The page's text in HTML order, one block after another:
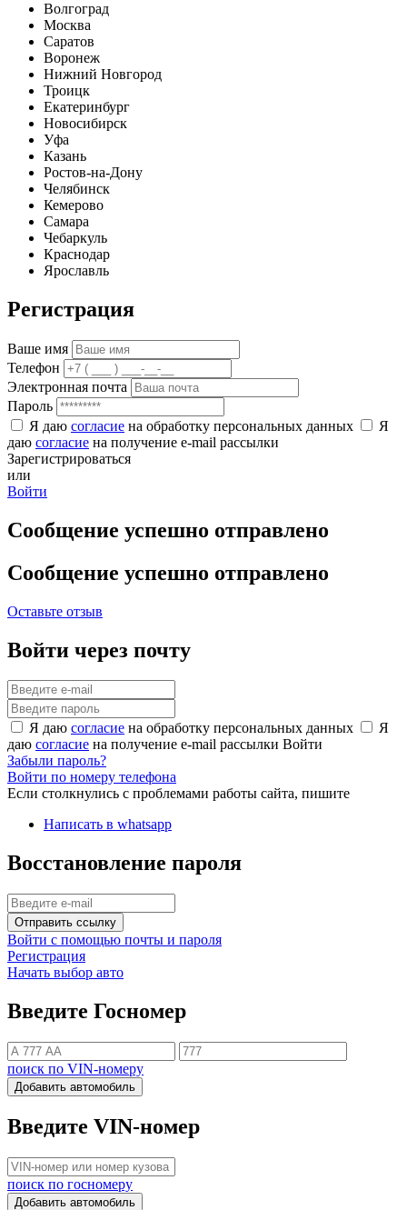
Волгоград
Москва
Саратов
Воронеж
Нижний Новгород
Троицк
Екатеринбург
Новосибирск
Уфа
Казань
Ростов-на-Дону
Челябинск
Кемерово
Самара
Чебаркуль
Краснодар
Ярославль
Регистрация
Ваше имя
Телефон
Электронная почта
Пароль
Я даю согласие на обработку персональных данных
Я
даю согласие на получение e-mail рассылки
Зарегистрироваться
или
Войти
Сообщение успешно отправлено
Сообщение успешно отправлено
Оставьте отзыв
Войти через почту
Я даю согласие на обработку персональных данных
Я
даю согласие на получение e-mail рассылки Войти
Забыли пароль?
Войти по номеру телефона
Если столкнулись с проблемами работы сайта, пишите
Написать в whatsapp
Восстановление пароля
Отправить ссылку
Войти с помощью почты и пароля
Регистрация
Начать выбор авто
Введите Госномер
поиск по VIN-номеру
Добавить автомобиль
Введите VIN-номер
поиск по госномеру
Добавить автомобиль